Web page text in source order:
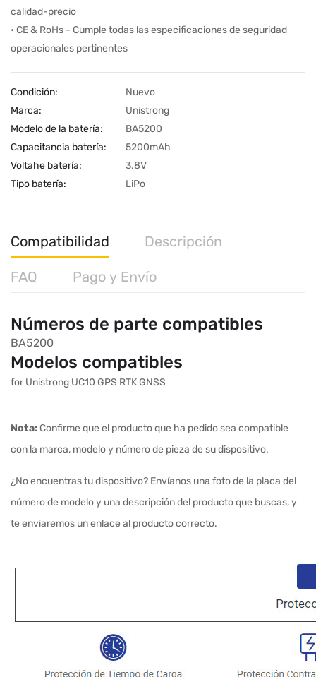
calidad-precio
• CE & RoHs - Cumple todas las especificaciones de seguridad
operacionales pertinentes
Condición:
Nuevo
Marca:
Unistrong
Modelo de la batería:
BA5200
Capacitancia batería:
5200mAh
Voltahe batería:
3.8V
Tipo batería:
LiPo
Compatibilidad Descripción
FAQ Pago y Envío
Números de parte compatibles
BA5200
Modelos compatibles
for Unistrong UC10 GPS RTK GNSS
Nota:Confirme que el producto que ha pedido sea compatible
con la marca, modelo y número de pieza de su dispositivo.
¿No encuentras tu dispositivo? Envíanos una foto de la placa del
número de modelo y una descripción del producto que buscas, y
te enviaremos un enlace al producto correcto.